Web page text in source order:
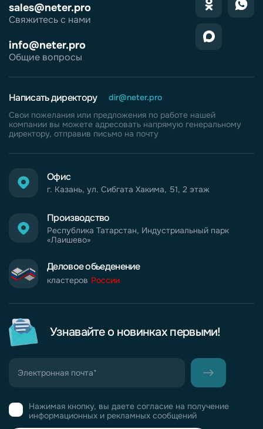
sales@neter.pro
Свяжитесь с нами
info@neter.pro
Общие вопросы
Деловое обьеденение
кластеров России
Производство
Республика Татарстан, Индустриальный парк
«Лаишево»
Офис
г. Казань, ул. Сибгата Хакима, 51, 2 этаж
Написать директору
dir@neter.pro
Свои пожелания или предложения по работе нашей
компании вы можете адресовать напрямую генеральному
директору, отправив письмо на почту
Узнавайте о новинках первыми!
Нажимая кнопку, вы даете согласие на получение
информационных и рекламных сообщений